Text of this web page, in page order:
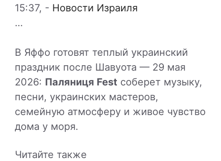
15:37, - Новости Израиля
…
В Яффо готовят теплый украинский
праздник после Шавуота — 29 мая
2026: Паляниця Fest соберет музыку,
песни, украинских мастеров,
семейную атмосферу и живое чувство
дома у моря.
Читайте также